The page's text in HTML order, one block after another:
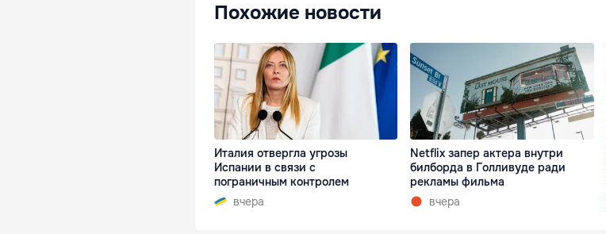
Похожие новости
Италия отвергла угрозы
Испании в связи с
пограничным контролем
вчера
Netflix запер актера внутри
билборда в Голливуде ради
рекламы фильма
вчера